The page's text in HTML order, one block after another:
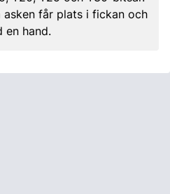
asken får plats i fickan och
en hand.